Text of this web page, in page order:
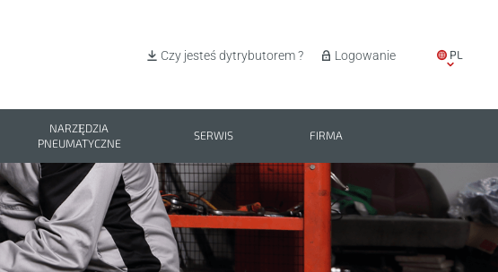
PL
BG
Logowanie
Czy jesteś dytrybutorem ?
NARZĘDZIA
PNEUMATYCZNE
SERWIS FIRMA